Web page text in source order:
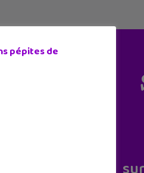
pépites de